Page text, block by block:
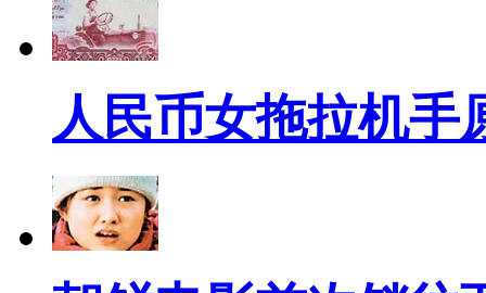
人民币女拖拉机手